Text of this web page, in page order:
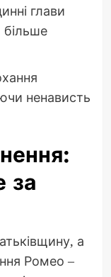
глави
більше
ненависть
за
а
Ромео –